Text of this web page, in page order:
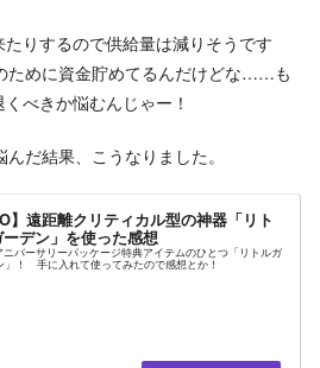
りするので供給量は減りそうです
めに資金貯めてるんだけどな……も
べきか悩むんじゃー！
だ結果、こうなりました。
】遠距離クリティカル型の神器「リト
デン」を使った感想
ニバーサリーパッケージ特典アイテムのひとつ「リトルガ
」！ 手に入れて使ってみたので感想とか！